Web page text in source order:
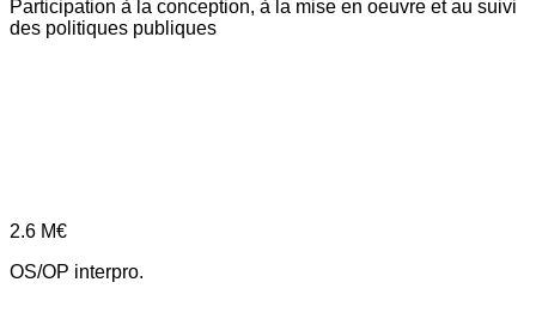
Participation à la conception, à la mise en oeuvre et au suivi
des politiques publiques
2.6 M€
OS/OP interpro.